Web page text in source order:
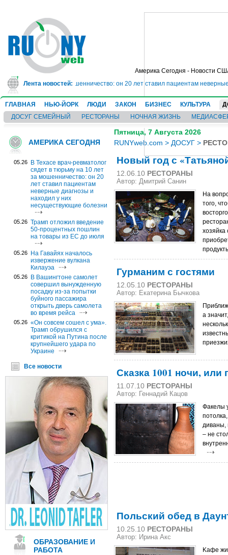
Америка Сегодня - Новости
Лента новостей:
на 10 лет за мошенничество: он 20 лет ставил пациентам неверные
ГЛАВНАЯ НЬЮ-ЙОРК ЛЮДИ ЗАКОН БИЗНЕС КУЛЬТУРА
ДОСУГ СЕМЕЙНЫЙ
РЕСТОРАНЫ НОЧНАЯ ЖИЗНЬ
АМЕРИКА СЕГОДНЯ
05.26
В Техасе врач-ревматолог
сядет в тюрьму на 10 лет
за мошенничество: он 20
лет ставил пациентам
неверные диагнозы и
находил у них
несуществующие болезни
05.26 Трамп отложил введение
50-процентных пошлин
на товары из ЕС до июля
05.26
На Гавайях началось
извержение вулкана
Килауэа
05.26
В Вашингтоне самолет
совершил вынужденную
посадку из-за попытки
буйного пассажира
открыть дверь самолета
во время рейса
05.26 «Он совсем сошел с ума».
Трамп обрушился с
критикой на Путина после
крупнейшего удара по
Украине
Все новости
ОБРАЗОВАНИЕ И
РАБОТА
Пятница, 7 Августа 2026
RUNYweb.com > ДОСУГ >
Новый год с
12.06.10 РЕСТОРАНЫ
Автор: Дмитрий Санин
На
того,
хозяйка
Гурманим с гостями
12.05.10 РЕСТОРАНЫ
Автор: Екатерина Бычкова
а
Сказка 1001 ночи,
11.07.10 РЕСТОРАНЫ
Автор:
Геннадий Кацов
Факелы
диваны,
– не
Польский обед в
10.25.10 РЕСТОРАНЫ
Автор: Ирина Акс
Kафе